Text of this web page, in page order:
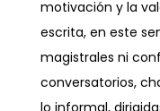
motivación y la
escrita, en este
magistrales ni
conversatorios,